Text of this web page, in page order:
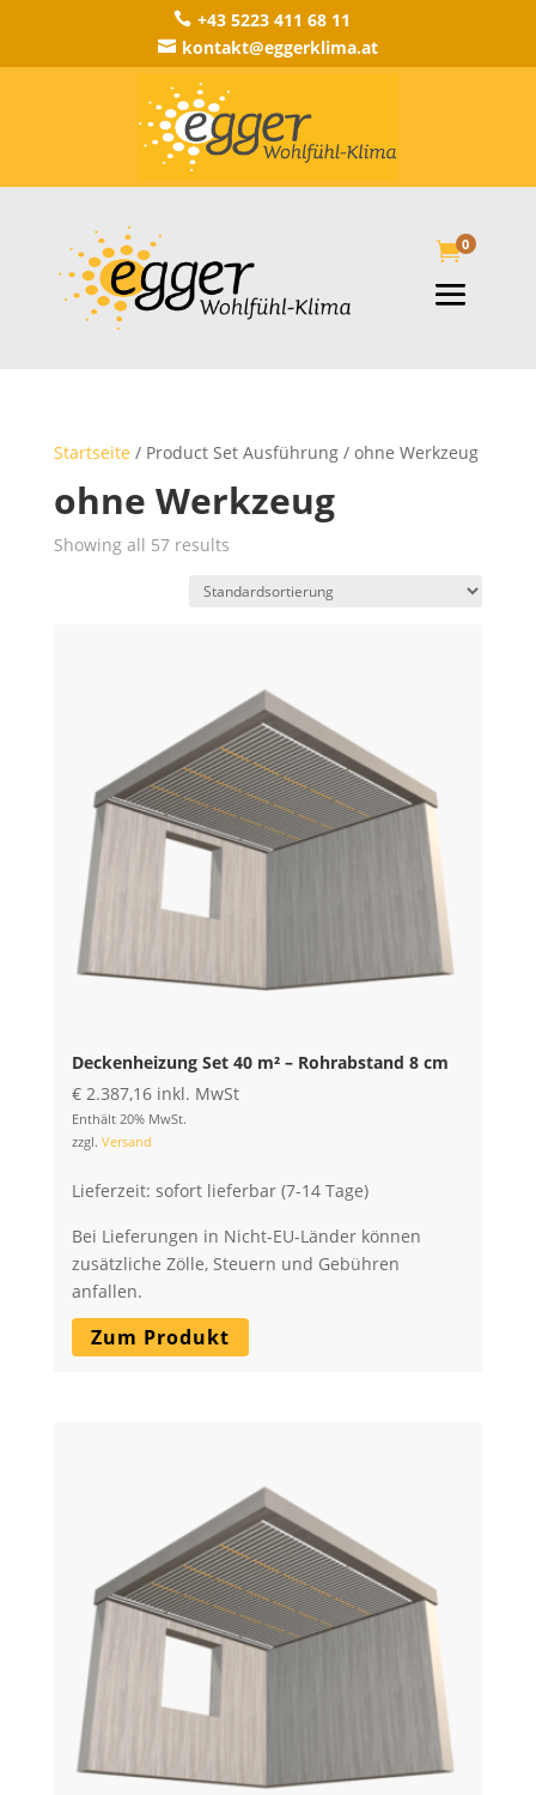
 +43 5223 411 68 11
 kontakt@eggerklima.at
0
Startseite / Product Set Ausführung / ohne Werkzeug
ohne Werkzeug
Showing all 57 results
Deckenheizung Set 40 m² – Rohrabstand 8 cm
€2.387,16 inkl. MwSt
Enthält 20% MwSt.
zzgl. Versand
Lieferzeit: sofort lieferbar (7-14 Tage)
Bei Lieferungen in Nicht-EU-Länder können
zusätzliche Zölle, Steuern und Gebühren
anfallen.
Zum Produkt